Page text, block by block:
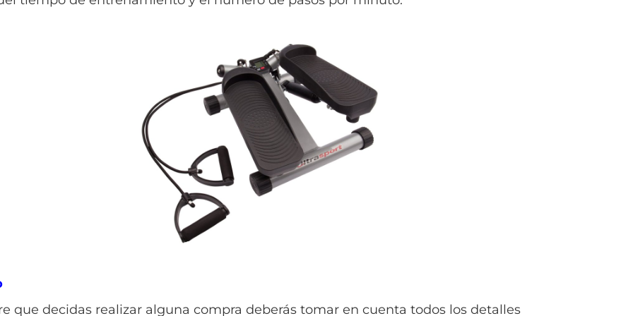
que decidas realizar alguna compra deberás tomar en cuenta todos los detalles